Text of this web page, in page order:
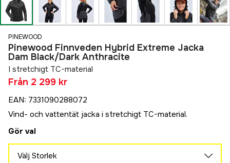
PINEWOOD
Pinewood Finnveden Hybrid Extreme Jacka
Dam Black/Dark Anthracite
I stretchigt TC-material
Från 2 299 kr
EAN: 7331090288072
Vind- och vattentät jacka i stretchigt TC-material.
Gör val
Välj Storlek